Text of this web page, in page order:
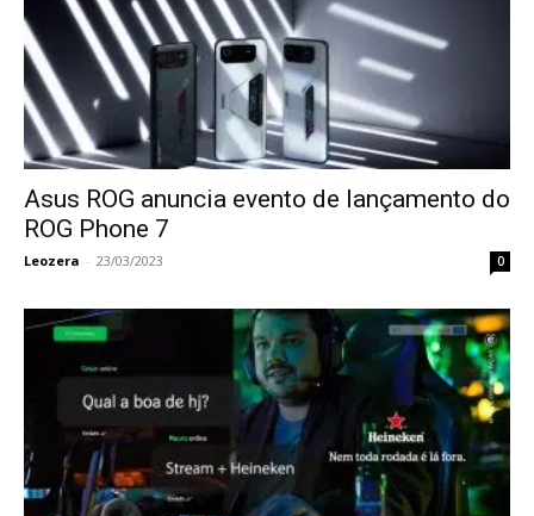
Asus ROG anuncia evento de lançamento do
ROG Phone 7
Leozera - 23/03/2023 0